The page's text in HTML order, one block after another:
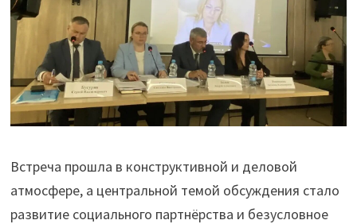
Встреча прошла в конструктивной и деловой
атмосфере, а центральной темой обсуждения стало
развитие социального партнёрства и безусловное